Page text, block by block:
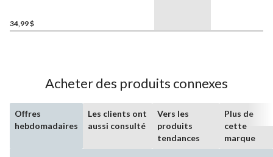
30 po
34,99 $
Acheter des produits connexes
Offres
hebdomadaires
Les clients ont
aussi consulté
Vers les
produits
tendances
Plus de
cette
marque